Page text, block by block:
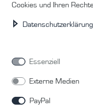
© Copyright
Cookies und Ihren
Daten­schutz­erklärung
Essenziell
Externe Medien
PayPal